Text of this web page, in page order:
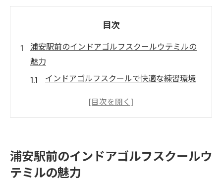
目次
浦安駅前のインドアゴルフスクールウテミルの
魅力
インドアゴルフスクールで快適な練習環境
若い世代が集うインドアゴルフスクールの
スクール
インドアゴルフスクールは駅近で通いやす
浦安駅前のインドアゴルフスクールウ
テミルの魅力